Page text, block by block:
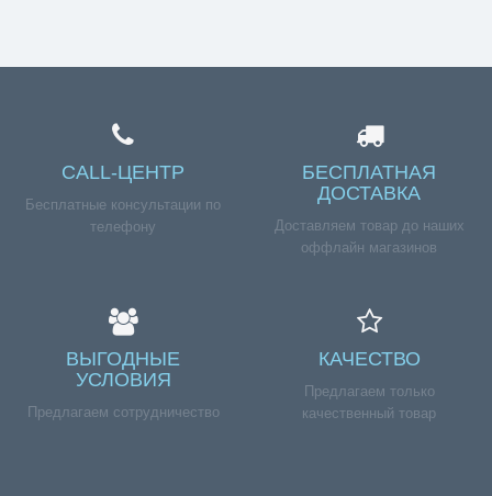
соформлением заказа, обращайтесь к нашим
CALL-ЦЕНТР
Бесплатные консультации по
телефону
БЕСПЛАТНАЯ
ДОСТАВКА
Доставляем товар до наших
оффлайн магазинов
ВЫГОДНЫЕ
УСЛОВИЯ
Предлагаем сотрудничество
КАЧЕСТВО
Предлагаем только
качественный товар